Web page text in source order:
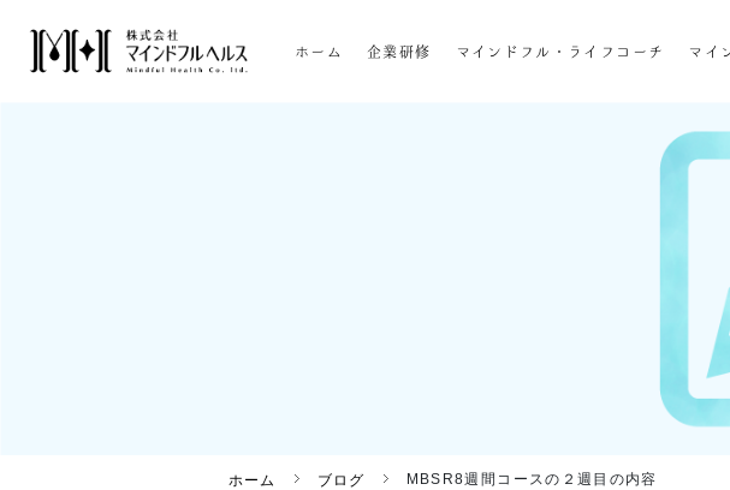
ホーム 企業研修 マインドフル・ライフコーチ マイ
マ
ホーム ブログ MBSR8週間コースの２週目の内容